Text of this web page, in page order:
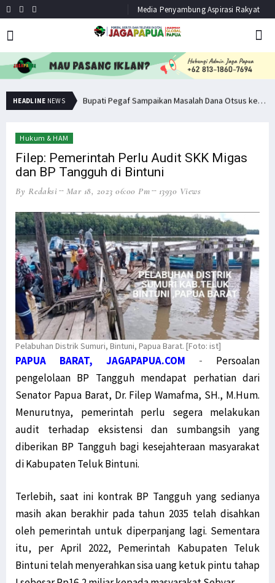
Media Penyambung Aspirasi Rakyat
HEADLINE NEWS Minta Operasi Militer Dihentikan, KKB Ancam Perang Serentak Bupati Pegaf Sampaikan Masalah Dana Otsus kepada Filep Wamafma
Hukum & HAM
Filep: Pemerintah Perlu Audit SKK Migas
dan BP Tangguh di Bintuni
By Redaksi Mar 18, 2023 06:00 Pm 13930 Views
Pelabuhan Distrik Sumuri, Bintuni, Papua Barat. [Foto: ist]
PAPUA BARAT, JAGAPAPUA.COM - Persoalan
pengelolaan BP Tangguh mendapat perhatian dari
Senator Papua Barat, Dr. Filep Wamafma, SH., M.Hum.
Menurutnya, pemerintah perlu segera melakukan
audit terhadap eksistensi dan sumbangsih yang
diberikan BP Tangguh bagi kesejahteraan masyarakat
di Kabupaten Teluk Bintuni.
Terlebih, saat ini kontrak BP Tangguh yang sedianya
masih akan berakhir pada tahun 2035 telah disahkan
oleh pemerintah untuk diperpanjang lagi. Sementara
itu, per April 2022, Pemerintah Kabupaten Teluk
Bintuni telah menyerahkan sisa uang ketuk pintu tahap